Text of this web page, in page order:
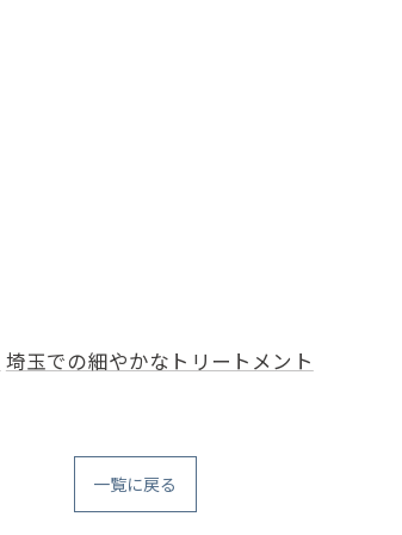
埼玉での細やかなトリートメント
一覧に戻る